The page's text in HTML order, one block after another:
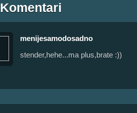
Komentari
menijesamodosadno
stender,hehe...ma plus,brate :))